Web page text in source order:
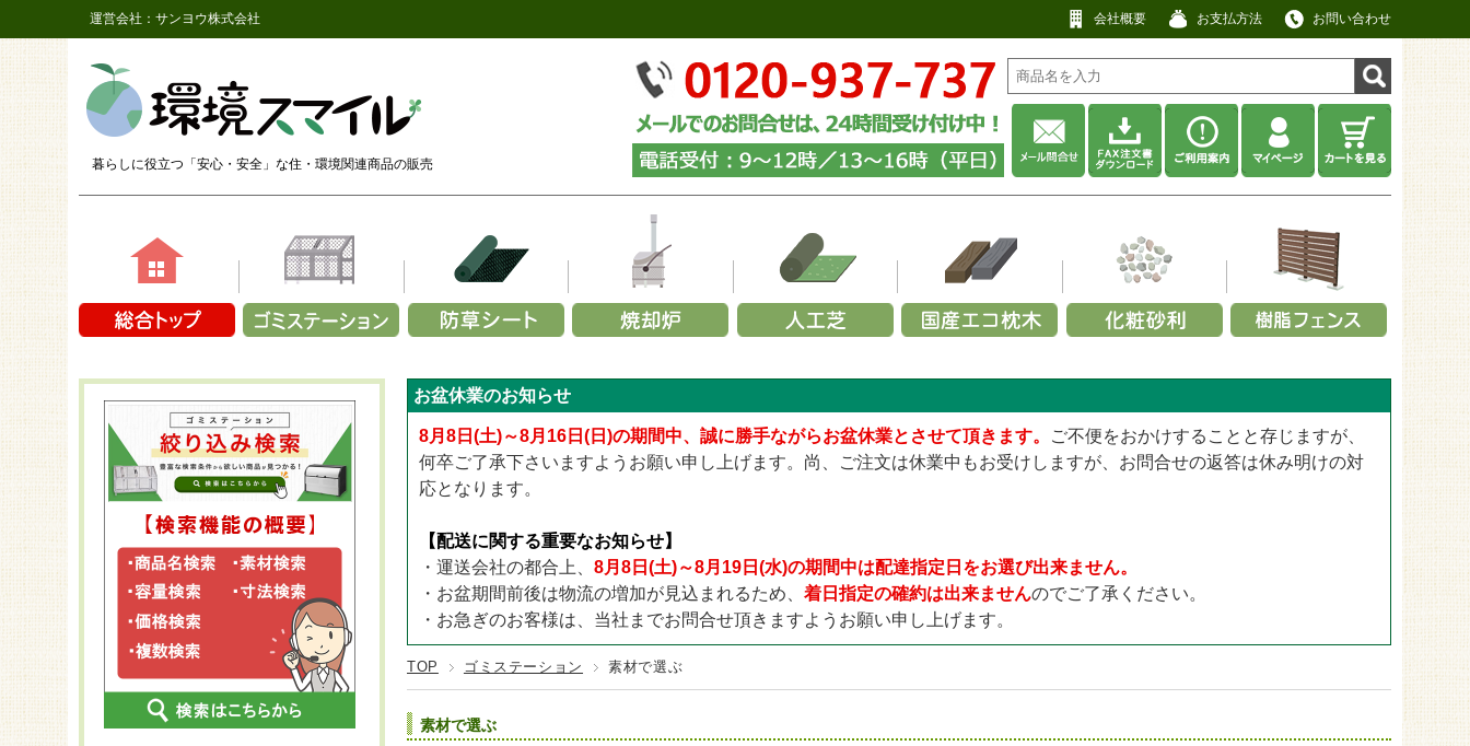
運営会社：サンヨウ株式会社 会社概要 お支払方法 お問い合わせ
暮らしに役立つ「安心・安全」な住・環境関連商品の販売
鉄（メッシュ）
プラスチック製
アルミ
折り畳み式
ステンレス
FRP
スチール
1～9袋
10～14袋
15～19袋
20～24袋
30～60袋
～1,200mm
1,200～1,500mm
1,500～1,800mm
セキスイ
リッチェル
ワクイ
メタルテック
ヨドコウ
四国化成
イナバ製作所
ザバーン350G
ザバーン240G
ザバーン136G
プランテックス240BB
KOMA100EX
KOMA150
KOMA200
KOMA250
緑化マルチフェルトVer.5
緑化マルチフェルトVer.600
砂利下・人工芝施工セット
むき出し(暴露)施工セット
約5年以上
約10年以上
0.5～0.64mm
0.8～2.0mm
ステンレス製
アルマ加工製
業務用ごみ焼却炉
簡易式ごみ焼却炉
事務所・商店
寺院・神社
商品シリーズから選ぶ
CLOVER TURF／あそびタイプ
CLOVER TURF／プレミアムタイプ
CLOVER TURF／Wタイプ
CLOVER TURF／レギュラータイプ
CLOVER TURF／カールタイプ
メモリーターフ／25ｍｍ
メモリーターフ／AIR
メモリーターフ／スクエア（ジョイント式）
景観用
屋上用
公園・遊具広場用
13mm
25mm
28mm
長さ2,000×幅200×厚み70mm (黒色)
長さ2,000×幅200×厚み70mm (茶色)
長さ2,000×幅200×厚み70mm (ナチュラル)
長さ2,000×幅200×厚み70mm (中古風／オーク)
長さ2,000×幅200×厚み140mm (茶色)
長さ2,000×幅200×厚み140mm (ナチュラル)
長さ2,000×幅200×厚み140mm (中古風／オーク)
玉石
黒
白
グレー
白
青・緑
ミックス
グレー
白
青・緑
ミックス
防草・防犯砂利
瓦チップ
柱・キャップ
固定部品
スクリーンフェンス
【無料】パネルサンプル
お盆休業のお知らせ
8月8日(土)～8月16日(日)の期間中、誠に勝手ながらお盆休業とさせて頂きます。
ご不便をおかけすることと存じますが、
何卒ご了承下さいますようお願い申し上げます。尚、ご注文は休業中もお受けしますが、お問合せの返答は休み明けの対
応となります。
【配送に関する重要なお知らせ】
・運送会社の都合上、 8月8日(土)～8月19日(水)の期間中は配達指定日をお選び出来ません。
・お盆期間前後は物流の増加が見込まれるため、 着日指定の確約は出来ませんのでご了承ください。
・お急ぎのお客様は、当社までお問合せ頂きますようお願い申し上げます。
TOP ゴミステーション 素材で選ぶ
素材で選ぶ